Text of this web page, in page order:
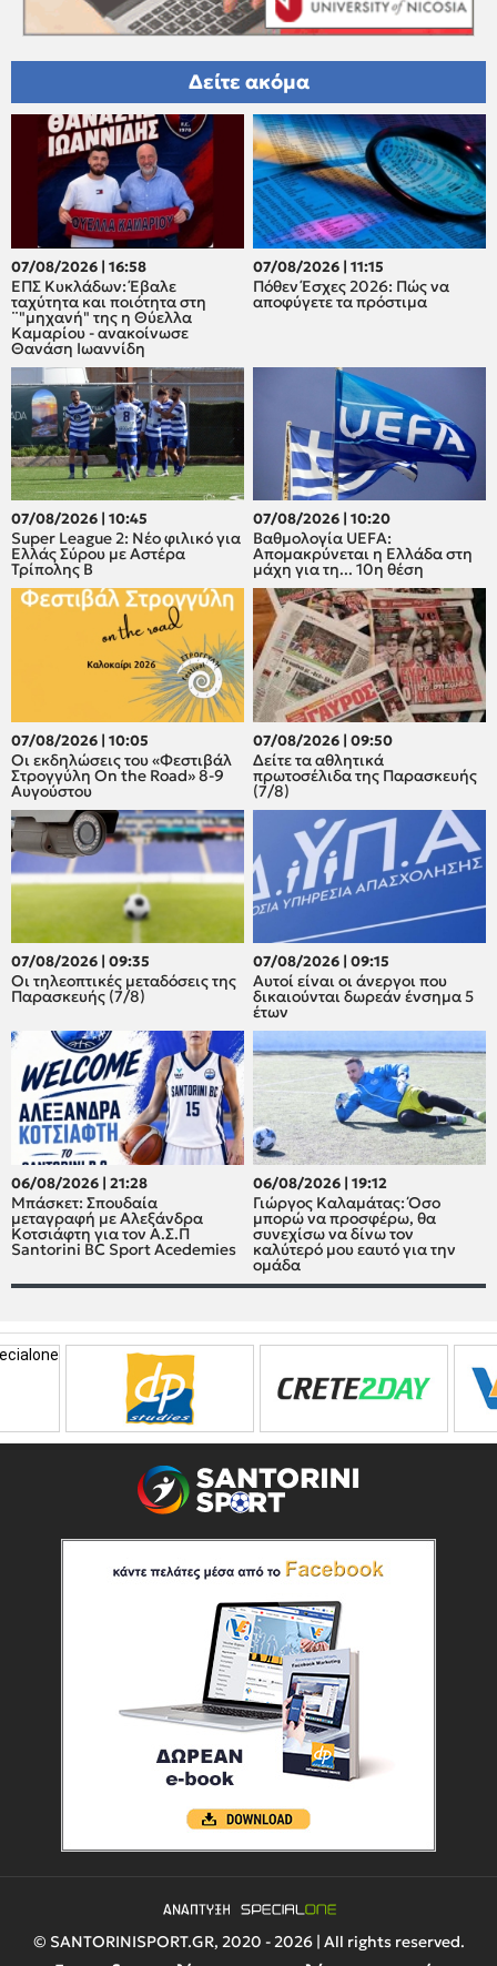
Δείτε ακόμα
07/08/2026 | 16:58
ΕΠΣ Κυκλάδων: Έβαλε
ταχύτητα και ποιότητα στη
¨"μηχανή" της η Θύελλα
Καμαρίου - ανακοίνωσε
Θανάση Ιωαννίδη
07/08/2026 | 11:15
Πόθεν Έσχες 2026: Πώς να
αποφύγετε τα πρόστιμα
07/08/2026 | 10:45
Super League 2: Νέο φιλικό για
Ελλάς Σύρου με Αστέρα
Τρίπολης Β
07/08/2026 | 10:20
Βαθμολογία UEFA:
Απομακρύνεται η Ελλάδα στη
μάχη για τη... 10η θέση
07/08/2026 | 10:05
Οι εκδηλώσεις του «Φεστιβάλ
Στρογγύλη On the Road» 8-9
Αυγούστου
07/08/2026 | 09:50
Δείτε τα αθλητικά
πρωτοσέλιδα της Παρασκευής
(7/8)
07/08/2026 | 09:35
Οι τηλεοπτικές μεταδόσεις της
Παρασκευής (7/8)
07/08/2026 | 09:15
Αυτοί είναι οι άνεργοι που
δικαιούνται δωρεάν ένσημα 5
έτων
06/08/2026 | 21:28
Μπάσκετ: Σπουδαία
μεταγραφή με Αλεξάνδρα
Κοτσιάφτη για τον A.Σ.Π
Santorini BC Sport Acedemies
06/08/2026 | 19:12
Γιώργος Καλαμάτας: Όσο
μπορώ να προσφέρω, θα
συνεχίσω να δίνω τον
καλύτερό μου εαυτό για την
ομάδα
© SANTORINISPORT.GR, 2020 - 2026 | All rights reserved.